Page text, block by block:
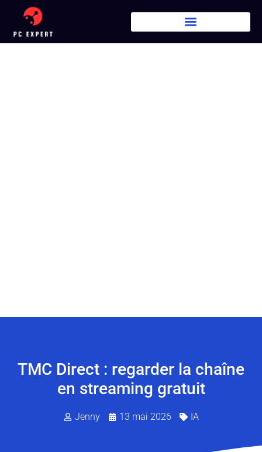
TMC Direct : regarder la chaîne
en streaming gratuit
Jenny 13 mai 2026 IA